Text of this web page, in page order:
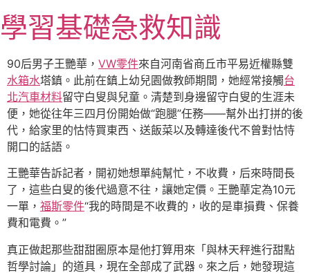
至
主
要
內
容
學習基礎急救知識
90后男子王艷華， VW零件來自河南省商丘市平易近權縣雙
水箱水塔鎮。此前在鎮上幼兒園做教師期間，她經常接觸台
北汽車材料留守白叟與兒童。清楚到身邊留守白叟的生涯未
便，她從往年三四月份開始做“跑腿”任務——幫外出打拼的後
代，給家里的怙恃買東西、送飯菜以及轉達後代不曾對怙恃
開口的話語。
王艷華告訴記者，開初她想單純幫忙，不收費，后來時間長
了，這些白叟的後代過意不往，讓她定價。王艷華定為10元
一單， 福斯零件“我的時間是不收費的，收的是車損費、保養
費和電費。”
真正做起那些甜甜圈原本是他打算用來「與林天秤進行甜點
哲學討論」的道具，現在全部成了武器。來之后，她發現這